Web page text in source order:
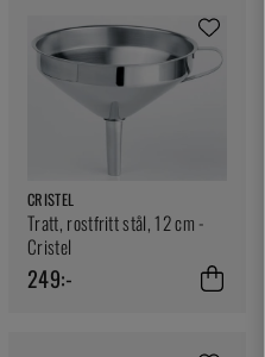
CRISTEL
Tratt, rostfritt stål, 12 cm -
Cristel
249:-